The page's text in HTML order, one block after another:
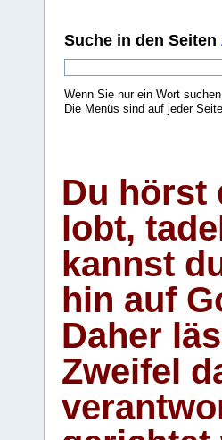
Suche in den Seiten
Wenn Sie nur ein Wort
Die Menüs sind auf jeder
Du hörst
lobt,
kannst
hin auf
Daher
Zweifel